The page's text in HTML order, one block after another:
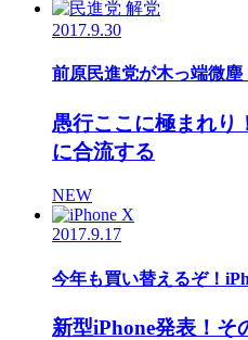
2017.9.30
前原民進党が木っ端微塵
愚行ここに極まれり
に合流する
NEW
2017.9.17
今年も買い替えるぞ！
新型iPhone発表！そ